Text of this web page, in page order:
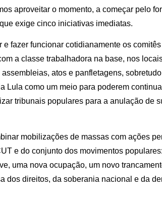
aproveitar o momento, a começar pelo
exige cinco iniciativas imediatas.
e fazer funcionar cotidianamente os
a classe trabalhadora na base, nos
atos e panfletagens,
Lula como um meio para poderem
tribunais populares para a anulação de
mobilizações de massas com ações
e do conjunto dos movimentos
uma nova ocupação, um novo
dos direitos, da soberania nacional e da